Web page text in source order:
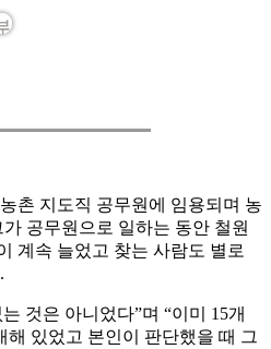
촌 지도직 공무원에 임용되며 농
공무원으로 일하는 동안 철원
계속 늘었고 찾는 사람도 별로
것은 아니었다”며 “이미 15개
있었고 본인이 판단했을 때 그